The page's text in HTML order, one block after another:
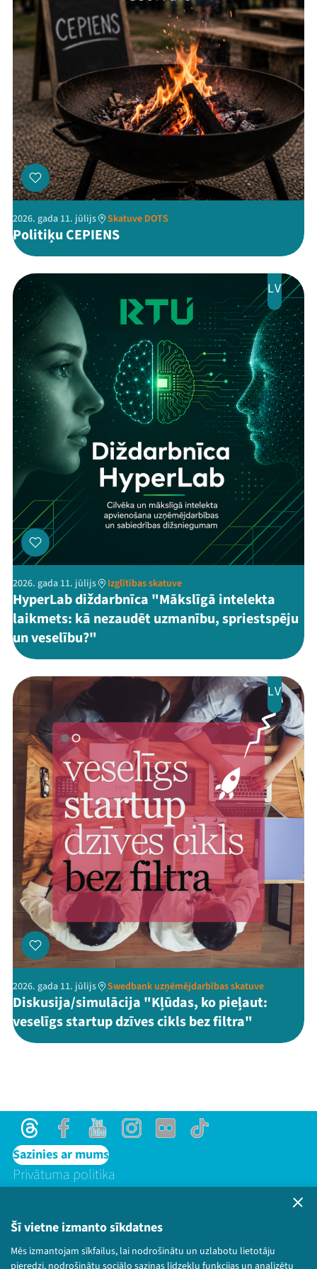
Šī vietne izmanto sīkdatnes
Mēs izmantojam sīkfailus, lai nodrošinātu un uzlabotu lietotāju
pieredzi, nodrošinātu sociālo saziņas līdzekļu funkcijas un analizētu
ThreadsFacebookYoutube
X Instagram
Flick TikTok
2026. gada 11. jūlijs Skatuve DOTS
Politiķu CEPIENS
LV
2026. gada 11. jūlijs Izglītības skatuve
HyperLab diždarbnīca "Mākslīgā intelekta
laikmets: kā nezaudēt uzmanību, spriestspēju
un veselību?"
LV
2026. gada 11. jūlijs Swedbank uzņēmējdarbības skatuve
Diskusija/simulācija "Kļūdas, ko pieļaut:
veselīgs startup dzīves cikls bez filtra"
ThreadsFacebookYoutubeInstagram
Flick TikTok
Sazinies ar mums
Privātuma politika
© 2026 Sarunu festivāls LAMPA Visas tiesības
paturētas.